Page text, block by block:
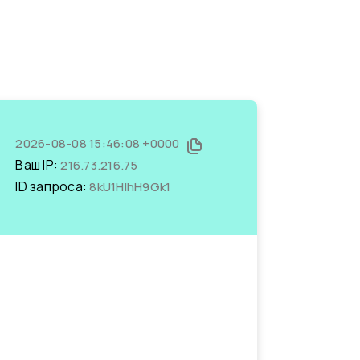
2026-08-08 15:46:08 +0000
Ваш IP:216.73.216.75
ID запроса:8kU1HlhH9Gk1